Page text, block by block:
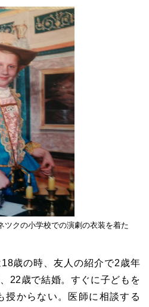
ツクの小学校での演劇の衣装を着た
歳の時、友人の紹介で2歳年
22歳で結婚。すぐに子どもを
授からない。医師に相談する